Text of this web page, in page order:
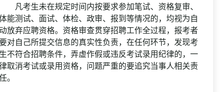
考生未在规定时间内按要求参加笔试、资格复审、
能测试、面试、体检、政审、报到等情况的，均视为自
放弃应聘资格。资格审查贯穿招聘工作全过程，报考者
对自己所提交信息的真实性负责，在任何环节，发现考
不符合招聘条件，弄虚作假或违反考试录用纪律的，一
取消考试或录用资格，问题严重的要追究当事人相关责
。